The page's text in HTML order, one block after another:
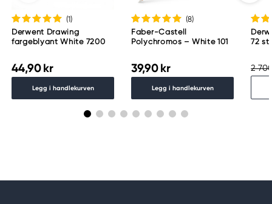
(1)
Derwent Drawing
fargeblyant White 7200
44,90 kr
Legg i handlekurven
(8)
Faber-Castell
Polychromos – White 101
39,90 kr
Legg i handlekurven
72
2